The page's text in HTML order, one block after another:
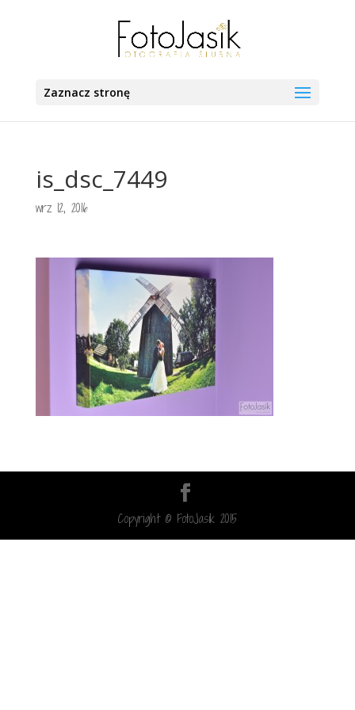
Zaznacz stronę
is_dsc_7449
wrz 12, 2016
Copyright © FotoJasik 2015